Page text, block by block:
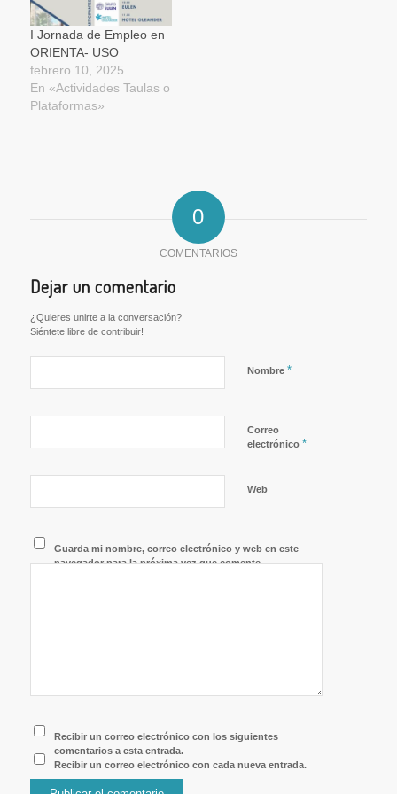
I Jornada de Empleo en
ORIENTA- USO
febrero 10, 2025
En «Actividades Taulas o
Plataformas»
0
COMENTARIOS
Dejar un comentario
¿Quieres unirte a la conversación?
Siéntete libre de contribuir!
Nombre *
Correo
electrónico *
Web
Guarda mi nombre, correo electrónico y web en este
navegador para la próxima vez que comente.
Recibir un correo electrónico con los siguientes
comentarios a esta entrada.
Recibir un correo electrónico con cada nueva entrada.